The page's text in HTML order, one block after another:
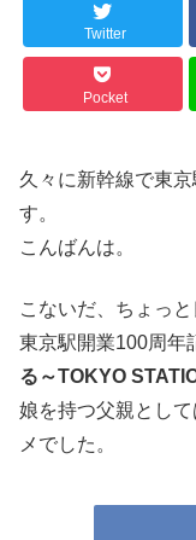
Twitter
Pocket
久々に新幹線で東
す。
こんばんは。
こないだ、ちょっ
東京駅開業100周年
る～TOKYO
娘を持つ父親とし
メでした。